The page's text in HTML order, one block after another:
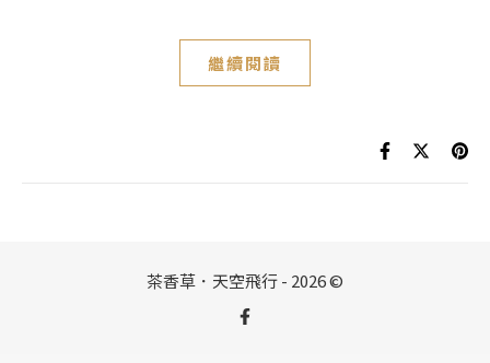
繼續閱讀
茶香草．天空飛行 - 2026 ©